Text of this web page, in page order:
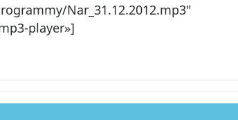
Nar_31.12.2012.mp3″
player»]